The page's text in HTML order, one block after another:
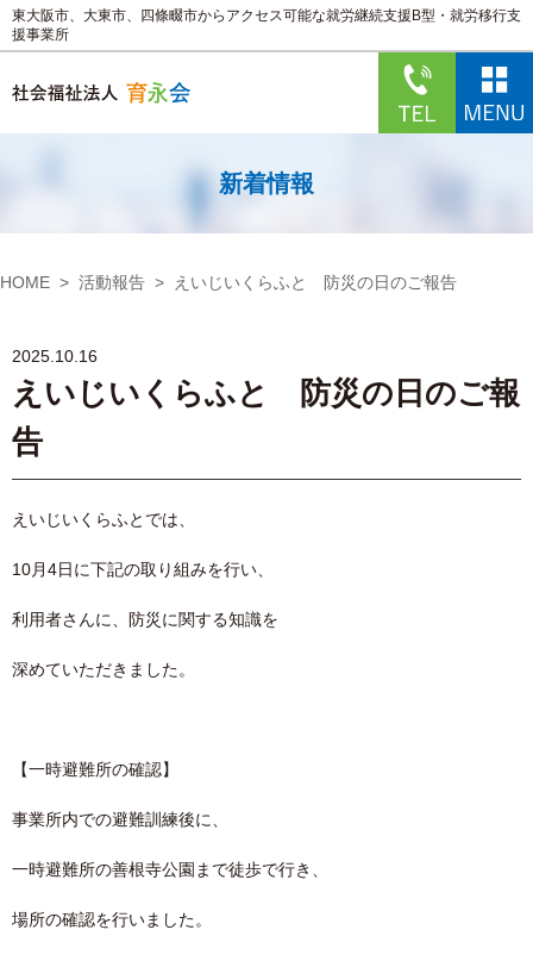
東大阪市、大東市、四條畷市からアクセス可能な就労継続支援B型・就労移行支
援事業所
新着情報
HOME 活動報告 えいじいくらふと 防災の日のご報告
2025.10.16
えいじいくらふと 防災の日のご報
告
えいじいくらふとでは、
10月4日に下記の取り組みを行い、
利用者さんに、防災に関する知識を
深めていただきました。
【一時避難所の確認】
事業所内での避難訓練後に、
一時避難所の善根寺公園まで徒歩で行き、
場所の確認を行いました。